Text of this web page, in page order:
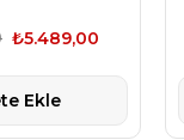
₺5.489,00
Ekle